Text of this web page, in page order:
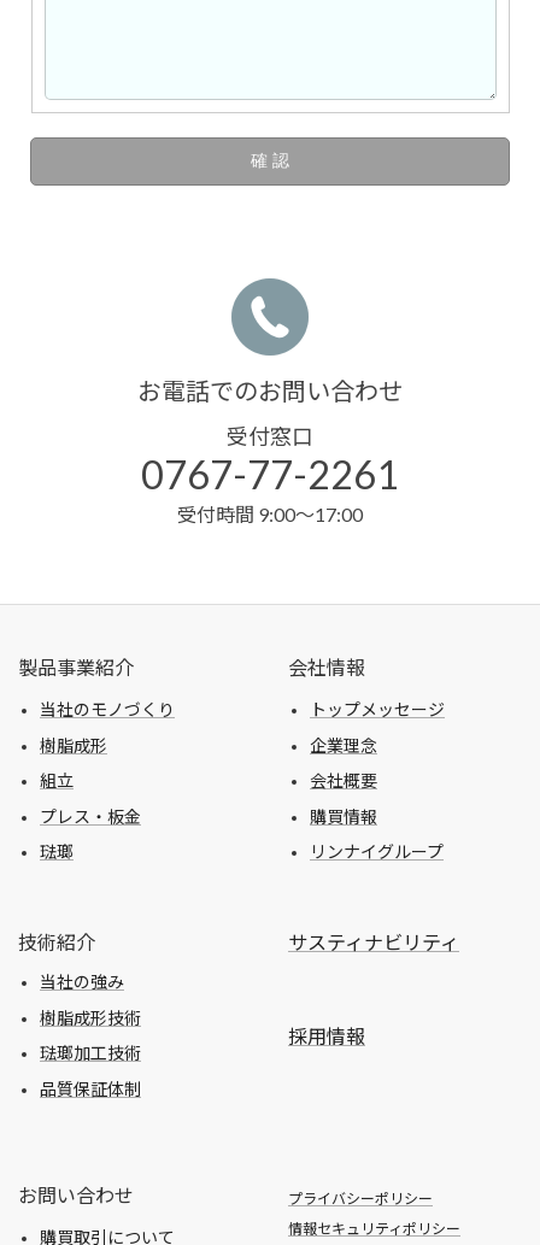
お電話でのお問い合わせ
受付窓口
0767-77-2261
受付時間 9:00～17:00
製品事業紹介
当社のモノづくり
樹脂成形
組立
プレス・板金
琺瑯
技術紹介
当社の強み
樹脂成形技術
琺瑯加工技術
品質保証体制
会社情報
トップメッセージ
企業理念
会社概要
購買情報
リンナイグループ
サスティナビリティ
採用情報
プライバシーポリシー
情報セキュリティポリシー
お問い合わせ
購買取引について